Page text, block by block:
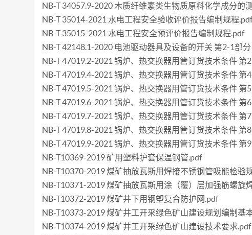
NB-T 34057.9-2020 木质纤维素类生物质原料化学成分的
NB-T 35014-2021 水电工程安全验收评价报告编制规程
NB-T 35015-2021 水电工程安全预评价报告编制规程.pdf
NB-T 42148.1-2020 电池驱动器具及设备的开关 第2-1部
NB-T 47019.2-2021 锅炉、热交换器用管订货技术条件
NB-T 47019.4-2021 锅炉、热交换器用管订货技术条件 第
NB-T 47019.5-2021 锅炉、热交换器用管订货技术条件 第
NB-T 47019.6-2021 锅炉、热交换器用管订货技术条件
NB-T 47019.7-2021 锅炉、热交换器用管订货技术条件 第
NB-T 47019.8-2021 锅炉、热交换器用管订货技术条件 第
NB-T 47019.9-2021 锅炉、热交换器用管订货技术条件 第
NB-T10369-2019 矿用塑料护套保温钢管.pdf
NB-T10370-2019 煤矿抽放瓦斯用焊接不锈钢管吸能检验
NB-T10371-2019 煤矿抽放瓦斯用涂（覆）层加强筋螺旋
NB-T10372-2019 煤矿井下用钢塑复合防护网.pdf
NB-T10373-2019 煤矿井工开采绿色矿山建设规划编制基
NB-T10374-2019 煤矿井工开采绿色矿山建设技术要求.pdf